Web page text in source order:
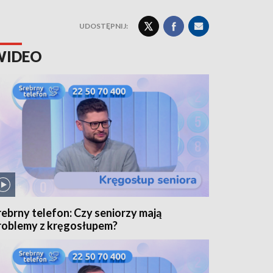
UDOSTĘPNIJ:
telefon: Czy seniorzy mają
z kręgosłupem?